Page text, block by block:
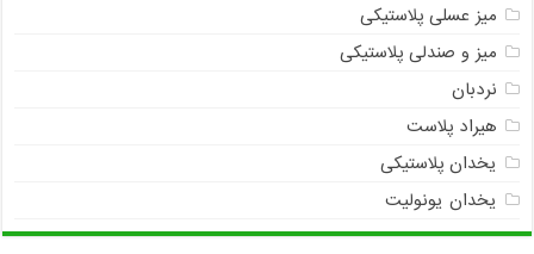
میز عسلی پلاستیکی
میز و صندلی پلاستیکی
نردبان
هیراد پلاست
یخدان پلاستیکی
یخدان یونولیت